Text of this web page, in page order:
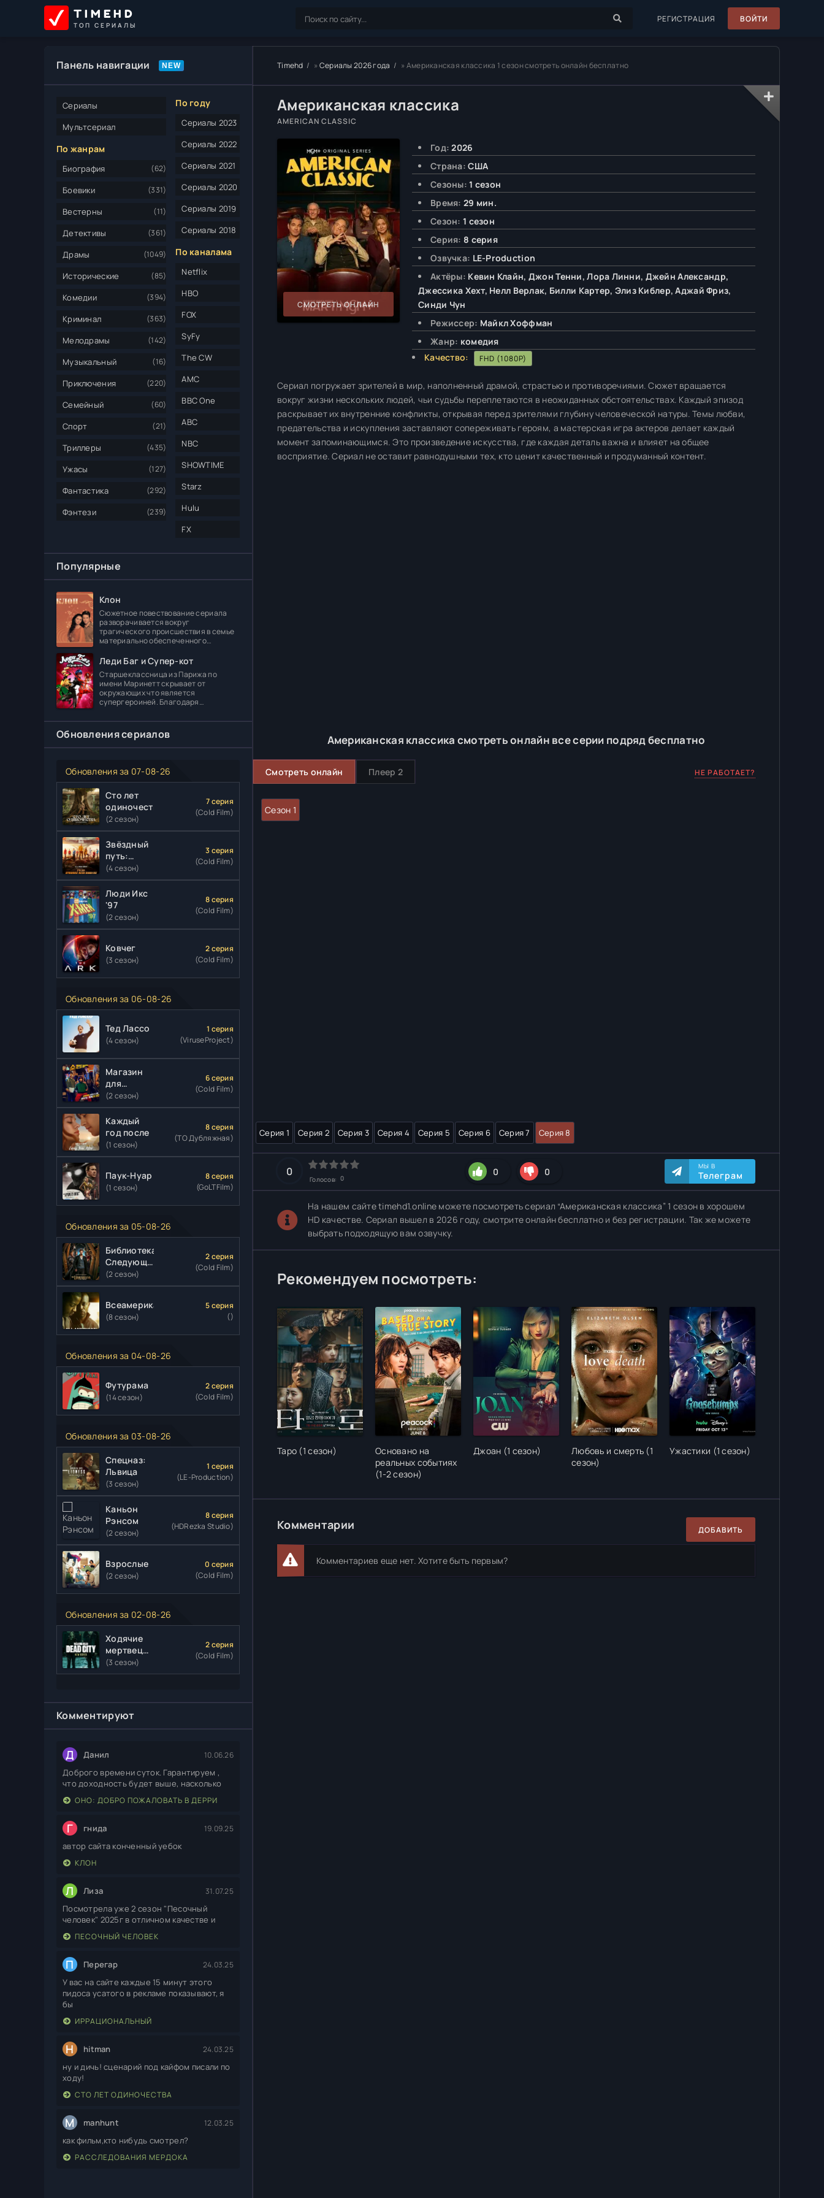
TIMEHD
ТОП СЕРИАЛЫ
РЕГИСТРАЦИЯ ВОЙТИ
Панель навигации
Сериалы
Мультсериал
По жанрам
Биография (62)
Боевики (331)
Вестерны (11)
Детективы (361)
Драмы (1049)
Исторические (85)
Комедии (394)
Криминал (363)
Мелодрамы (142)
Музыкальный (16)
Приключения (220)
Семейный (60)
Спорт (21)
Триллеры (435)
Ужасы (127)
Фантастика (292)
Фэнтези (239)
По году
Сериалы 2023
Сериалы 2022
Сериалы 2021
Сериалы 2020
Сериалы 2019
Сериалы 2018
По каналама
Netflix
HBO
FOX
SyFy
The CW
AMC
BBC One
ABC
NBC
SHOWTIME
Starz
Hulu
FX
Популярные
Клон
Сюжетное повествование сериала
разворачивается вокруг
трагического происшествия в семье
материально обеспеченного
Ферраса. Дело в том, что его отпрыск
Диога погибает в
Леди Баг и Супер-кот
Старшеклассница из Парижа по
имени Маринетт скрывает от
окружающих что является
супергероиней. Благодаря
создавать различные вещи. В школе
Обновления сериалов
Обновления за 07-08-26
Сто лет
одиночества
(2 сезон)
7 серия
(Cold Film)
Звёздный
путь:
Странные
новые
миры
(4 сезон)
3 серия
(Cold Film)
Люди Икс
'97
(2 сезон)
8 серия
(Cold Film)
Ковчег
(3 сезон)
2 серия
(Cold Film)
Обновления за 06-08-26
Тед Лассо
(4 сезон)
1 серия
(ViruseProject)
Магазин
для
киллеров
(2 сезон)
6 серия
(Cold Film)
Каждый
год после
(1 сезон)
8 серия
(ТО Дубляжная)
Паук-Нуар
(1 сезон)
8 серия
(GoLTFilm)
Обновления за 05-08-26
Библиотекари:
Следующая
глава
(2 сезон)
2 серия
(Cold Film)
Всеамериканский
(8 сезон)
5 серия
()
Обновления за 04-08-26
Футурама
(14 сезон)
2 серия
(Cold Film)
Обновления за 03-08-26
Спецназ:
Львица
(3 сезон)
1 серия
(LE-Production)
Каньон
Рэнсом
(2 сезон)
8 серия
(HDRezka Studio)
Взрослые
(2 сезон)
0 серия
(Cold Film)
Обновления за 02-08-26
Ходячие
мертвецы:
Мертвый
город
(3 сезон)
2 серия
(Cold Film)
Комментируют
Д Данил 10.06.26
Доброго времени суток. Гарантируем ,
что доходность будет выше, насколько
ОНО: ДОБРО ПОЖАЛОВАТЬ В ДЕРРИ
Г гнида 19.09.25
автор сайта конченный уебок
КЛОН
Л Лиза 31.07.25
Посмотрела уже 2 сезон "Песочный
человек" 2025г в отличном качестве и
ПЕСОЧНЫЙ ЧЕЛОВЕК
П Перегар 24.03.25
У вас на сайте каждые 15 минут этого
пидоса усатого в рекламе показывают, я
бы
ИРРАЦИОНАЛЬНЫЙ
H hitman 24.03.25
ну и дичь! сценарий под кайфом писали по
ходу!
СТО ЛЕТ ОДИНОЧЕСТВА
M manhunt 12.03.25
как фильм,кто нибудь смотрел?
РАССЛЕДОВАНИЯ МЕРДОКА
Timehd »Сериалы 2026 года » Американская классика 1 сезон смотреть онлайн бесплатно
Американская классика
AMERICAN CLASSIC
СМОТРЕТЬ ОНЛАЙН
Год: 2026
Страна: США
Сезоны: 1 сезон
Время: 29 мин.
Сезон: 1 сезон
Серия: 8 серия
Озвучка: LE-Production
Актёры: Кевин Клайн, Джон Тенни, Лора Линни, Джейн Александр,
Джессика Хехт, Нелл Верлак, Билли Картер, Элиз Киблер, Аджай Фриз,
Синди Чун
Режиссер: Майкл Хоффман
Жанр: комедия
Качество:
FHD (1080P)
Сериал погружает зрителей в мир, наполненный драмой, страстью и противоречиями. Сюжет вращается
вокруг жизни нескольких людей, чьи судьбы переплетаются в неожиданных обстоятельствах. Каждый эпизод
раскрывает их внутренние конфликты, открывая перед зрителями глубину человеческой натуры. Темы любви,
предательства и искупления заставляют сопереживать героям, а мастерская игра актеров делает каждый
момент запоминающимся. Это произведение искусства, где каждая деталь важна и влияет на общее
восприятие. Сериал не оставит равнодушными тех, кто ценит качественный и продуманный контент.
Американская классика смотреть онлайн все серии подряд бесплатно
Смотреть онлайн Плеер 2 НЕ РАБОТАЕТ?
Сезон 1
Серия 1 Серия 2 Серия 3 Серия 4 Серия 5 Серия 6 Серия 7 Серия 8
0
Голосов: 0
0 0 МЫ В
Телеграм
На нашем сайте timehd1.online можете посмотреть сериал “Американская классика” 1 сезон в хорошем
HD качестве. Сериал вышел в 2026 году, смотрите онлайн бесплатно и без регистрации. Так же можете
выбрать подходящую вам озвучку.
Рекомендуем посмотреть:
Таро (1 сезон)
Основано на
реальных событиях
(1-2 сезон)
Джоан (1 сезон)
Любовь и смерть (1
сезон)
Ужастики (1 сезон)
Комментарии ДОБАВИТЬ
Комментариев еще нет. Хотите быть первым?